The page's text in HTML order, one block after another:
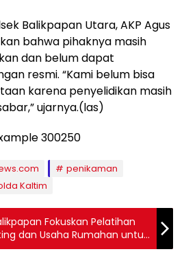
Balikpapan Utara, AKP Agus
bahwa pihaknya masih
dan belum dapat
resmi. “Kami belum bisa
karena penyelidikan masih
ujarnya.(las)
penikaman
Kaltim
Fokuskan Pelatihan
dan Usaha Rumahan untuk